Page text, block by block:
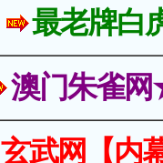
最老牌白
澳门朱雀
玄武网【内